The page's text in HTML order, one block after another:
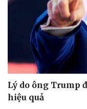
Lý do ông Trump
hiệu quả